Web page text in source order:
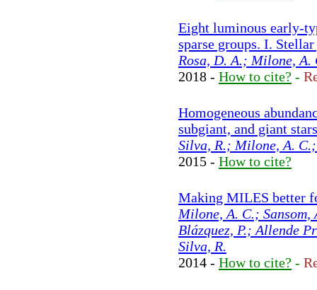
Eight luminous early-
sparse groups. I.
Rosa, D. A.; Milone,
2018 - How to cite? -
Homogeneous
subgiant, and giant
Silva, R.; Milone, A.
2015 - How to cite?
Making MILES better
Milone, A. C.; Sansom,
Blázquez, P.; Allende
Silva, R.
2014 - How to cite? -